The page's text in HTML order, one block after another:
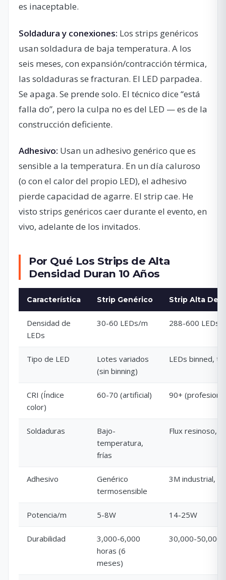
es inaceptable.
Soldadura y conexiones: Los strips genéricos
usan soldadura de baja temperatura. A los
seis meses, con expansión/contracción térmica,
las soldaduras se fracturan. El LED parpadea.
Se apaga. Se prende solo. El técnico dice “está
falla do”, pero la culpa no es del LED — es de la
construcción deficiente.
Adhesivo: Usan un adhesivo genérico que es
sensible a la temperatura. En un día caluroso
(o con el calor del propio LED), el adhesivo
pierde capacidad de agarre. El strip cae. He
visto strips genéricos caer durante el evento, en
vivo, adelante de los invitados.
Por Qué Los Strips de Alta
Densidad Duran 10 Años
Característica Strip Genérico Strip Alta
Densidad de
LEDs
30-60 LEDs/m 288-600 LEDs/
Tipo de LED
Lotes variados
(sin binning)
LEDs binned,
CRI (Índice
color)
60-70 (artificial) 90+
Soldaduras
Bajo-
temperatura,
frías
Flux resinoso,
Adhesivo
Genérico
termosensible
3M industrial, -
Potencia/m 5-8W 14-25W
Durabilidad
3,000-6,000
horas (6
meses)
30,000-50,000